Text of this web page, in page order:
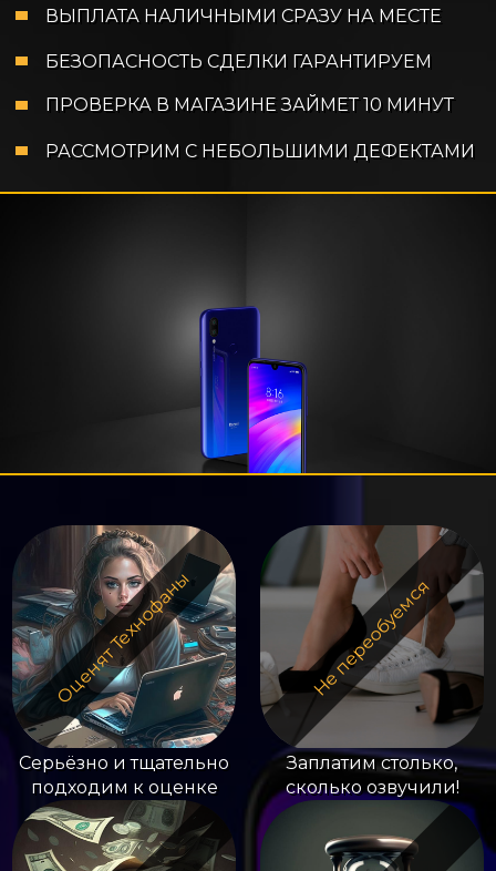
ВЫПЛАТА НАЛИЧНЫМИ СРАЗУ НА МЕСТЕ
БЕЗОПАСНОСТЬ СДЕЛКИ ГАРАНТИРУЕМ
ПРОВЕРКА В МАГАЗИНЕ ЗАЙМЕТ 10 МИНУТ
РАССМОТРИМ С НЕБОЛЬШИМИ ДЕФЕКТАМИ
Оценят Технофаны
Серьёзно и тщательно
подходим к оценке
Не переобуемся
Заплатим столько,
сколько озвучили!